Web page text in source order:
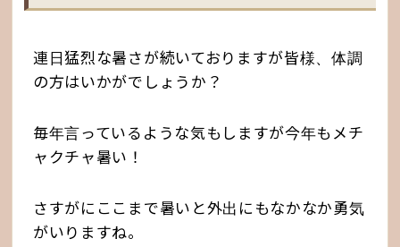
連日猛烈な暑さが続いておりますが皆様、体調
の方はいかがでしょうか？
毎年言っているような気もしますが今年もメチ
ャクチャ暑い！
さすがにここまで暑いと外出にもなかなか勇気
がいりますね。